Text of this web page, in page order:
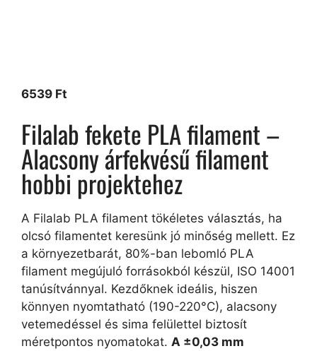
6539 Ft
Filalab fekete PLA filament –
Alacsony árfekvésű filament
hobbi projektehez
A Filalab PLA filament tökéletes választás, ha
olcsó filamentet keresünk jó minőség mellett. Ez
a környezetbarát, 80%-ban lebomló PLA
filament megújuló forrásokból készül, ISO 14001
tanúsítvánnyal. Kezdőknek ideális, hiszen
könnyen nyomtatható (190-220°C), alacsony
vetemedéssel és sima felülettel biztosít
méretpontos nyomatokat. A ±0,03 mm